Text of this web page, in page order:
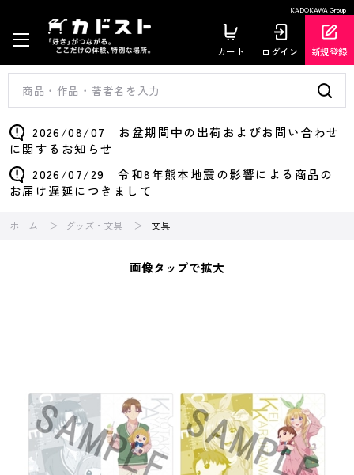
KADOKAWA Group
カート ログイン 新規登録
2026/08/07 お盆期間中の出荷およびお問い合わせ
に関するお知らせ
2026/07/29 令和8年熊本地震の影響による商品の
お届け遅延につきまして
ホーム グッズ・文具 文具
画像タップで拡大